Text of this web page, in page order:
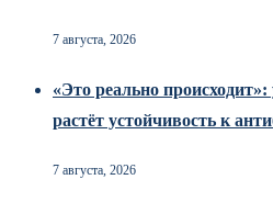
7 августа, 2026
«Это реально
растёт устойчивость к
7 августа, 2026